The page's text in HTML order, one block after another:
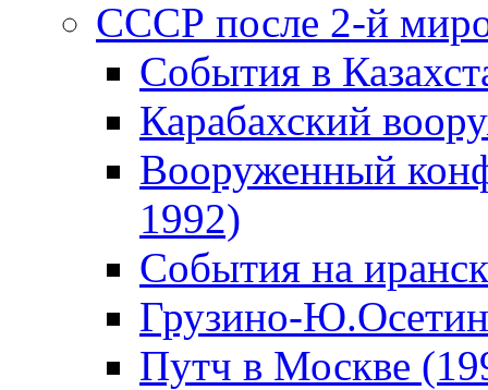
СССР после 2-й
События в
Карабахский
Вооруженный
1992)
События на
Грузино-
Путч в Москве